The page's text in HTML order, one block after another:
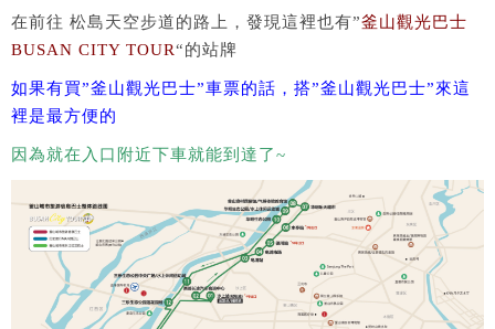
在前往 松島天空步道的路上，發現這裡也有”釜山觀光巴士
BUSAN CITY TOUR“的站牌
如果有買”釜山觀光巴士”車票的話，搭”釜山觀光巴士”來這
裡是最方便的
因為就在入口附近下車就能到達了~